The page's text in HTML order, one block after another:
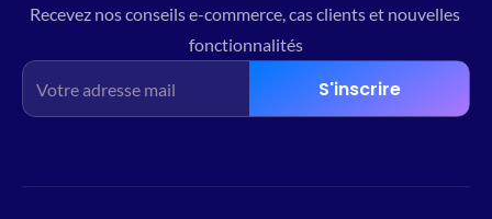
Recevez nos conseils e-commerce, cas clients et nouvelles
fonctionnalités
S'inscrire